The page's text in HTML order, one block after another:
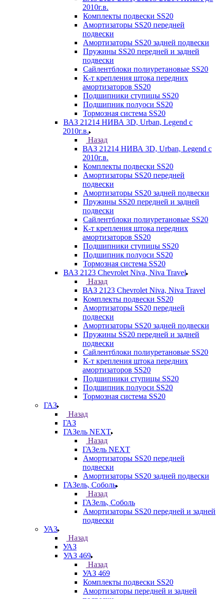
2010г.в.
Комплекты подвески SS20
Амортизаторы SS20 передней
подвески
Амортизаторы SS20 задней подвески
Пружины SS20 передней и задней
подвески
Сайлентблоки полиуретановые SS20
К-т крепления штока передних
амортизаторов SS20
Подшипники ступицы SS20
Подшипник полуоси SS20
Тормозная система SS20
ВАЗ 21214 НИВА 3D, Urban, Legend c
2010г.в.
Назад
ВАЗ 21214 НИВА 3D, Urban, Legend c
2010г.в.
Комплекты подвески SS20
Амортизаторы SS20 передней
подвески
Амортизаторы SS20 задней подвески
Пружины SS20 передней и задней
подвески
Сайлентблоки полиуретановые SS20
К-т крепления штока передних
амортизаторов SS20
Подшипники ступицы SS20
Подшипник полуоси SS20
Тормозная система SS20
ВАЗ 2123 Chevrolet Niva, Niva Travel
Назад
ВАЗ 2123 Chevrolet Niva, Niva Travel
Комплекты подвески SS20
Амортизаторы SS20 передней
подвески
Амортизаторы SS20 задней подвески
Пружины SS20 передней и задней
подвески
Сайлентблоки полиуретановые SS20
К-т крепления штока передних
амортизаторов SS20
Подшипники ступицы SS20
Подшипник полуоси SS20
Тормозная система SS20
ГАЗ
Назад
ГАЗ
ГАЗель NEXT
Назад
ГАЗель NEXT
Амортизаторы SS20 передней
подвески
Амортизаторы SS20 задней подвески
ГАЗель, Соболь
Назад
ГАЗель, Соболь
Амортизаторы SS20 передней и задней
подвески
УАЗ
Назад
УАЗ
УАЗ 469
Назад
УАЗ 469
Комплекты подвески SS20
Амортизаторы передней и задней